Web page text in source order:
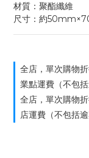
材質：聚酯纖維
尺寸：約
全店，單次購物
業點運費（不包括
全店，單次購物
店運費（不包括